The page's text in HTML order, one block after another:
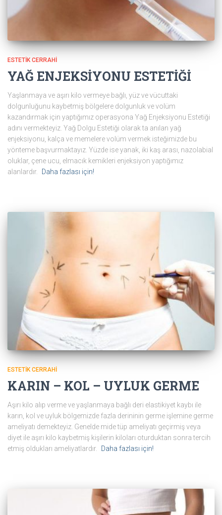
ESTETIK CERRAHI
YAĞ ENJEKSİYONU ESTETİĞİ
Yaşlanmaya ve aşırı kilo vermeye bağlı, yüz ve vücuttaki
dolgunluğunu kaybetmiş bölgelere dolgunluk ve volüm
kazandırmak için yaptığımız operasyona Yağ Enjeksiyonu Estetiği
adını vermekteyiz. Yağ Dolgu Estetiği olarak ta anılan yağ
enjeksiyonu, kalça ve memelere volüm vermek isteğimizde bu
yönteme başvurmaktayız. Yüzde ise yanak, iki kaş arası, nazolabial
oluklar, çene ucu, elmacık kemikleri enjeksiyon yaptığımız
alanlardır.
Daha fazlası için!
ESTETIK CERRAHI
KARIN – KOL – UYLUK GERME
Aşırı kilo alıp verme ve yaşlanmaya bağlı deri elastikiyet kaybı ile
karın, kol ve uyluk bölgemizde fazla derininin germe işlemine germe
ameliyatı demekteyiz. Genelde mide tüp ameliyatı geçirmiş veya
diyet ile aşırı kilo kaybetmiş kişilerin kiloları oturduktan sonra tercih
etmiş oldukları ameliyatlardır.
Daha fazlası için!